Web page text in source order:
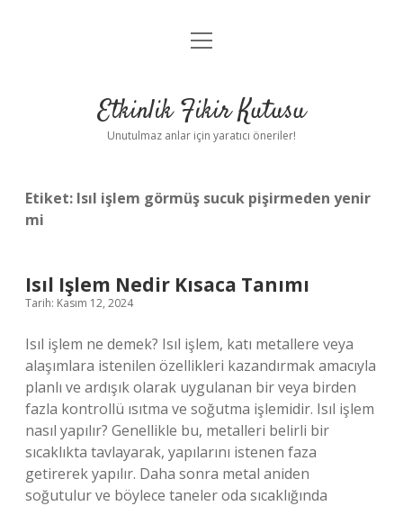
Anasayfa
Yasal Uyarı
menüyü
Etkinlik Fikir Kutusu
Unutulmaz anlar için yaratıcı öneriler!
Etiket: Isıl işlem görmüş sucuk pişirmeden yenir
mi
Isıl Işlem Nedir Kısaca Tanımı
Tarih: Kasım 12, 2024
Isıl işlem ne demek? Isıl işlem, katı metallere veya
alaşımlara istenilen özellikleri kazandırmak amacıyla
planlı ve ardışık olarak uygulanan bir veya birden
fazla kontrollü ısıtma ve soğutma işlemidir. Isıl işlem
nasıl yapılır? Genellikle bu, metalleri belirli bir
sıcaklıkta tavlayarak, yapılarını istenen faza
getirerek yapılır. Daha sonra metal aniden
soğutulur ve böylece taneler oda sıcaklığında